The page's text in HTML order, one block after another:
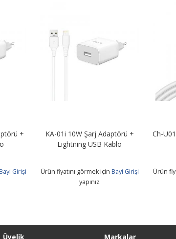
+
Girişi
KA-01i 10W Şarj Adaptörü +
Lightning USB Kablo
Ürün fiyatını görmek için Bayi Girişi
yapınız
Ch-
Ürün
Üyelik Markalar